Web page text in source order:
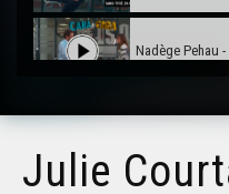
Nadège Pehau -
David Bordes -
Julie